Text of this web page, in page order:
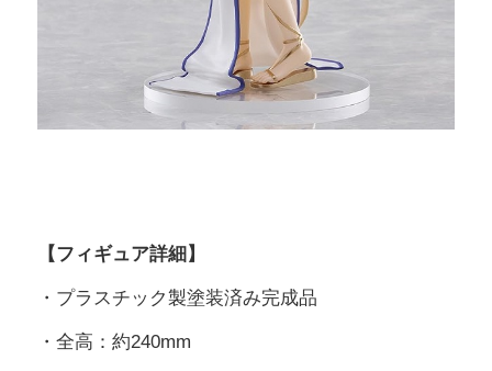
【フィギュア詳細】
・プラスチック製塗装済み完成品
・全高：約240mm